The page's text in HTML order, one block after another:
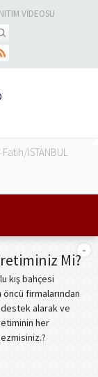
VIDEOSU
Fatih/İSTANBUL
Mi?
kış bahçesi
firmalarından
alarak ve
her